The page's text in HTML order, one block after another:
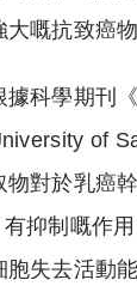
嘅抗致癌物
據科學期刊
of
對於乳癌
有抑制嘅作
失去活動